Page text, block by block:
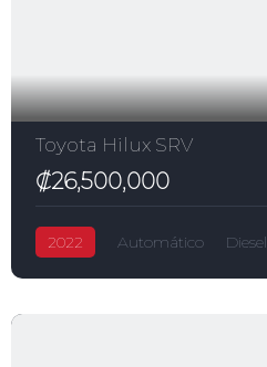
Toyota Hilux SRV
₡26,500,000
2022 Automático Diesel